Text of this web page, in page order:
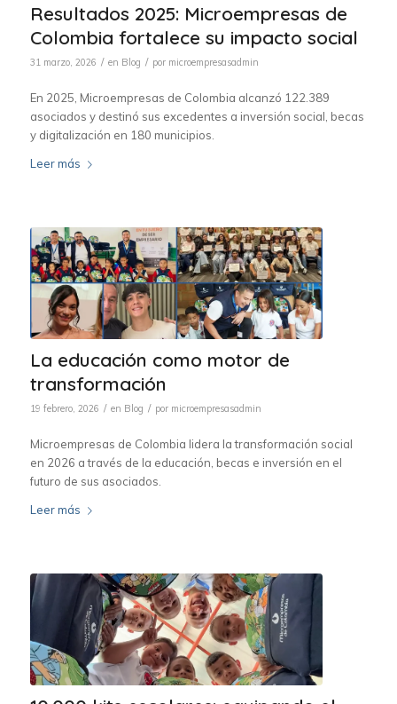
Resultados 2025: Microempresas de
Colombia fortalece su impacto social
31 marzo, 2026 / en Blog / por microempresasadmin
En 2025, Microempresas de Colombia alcanzó 122.389
asociados y destinó sus excedentes a inversión social, becas
y digitalización en 180 municipios.
Leer más
La educación como motor de
transformación
19 febrero, 2026 / en Blog / por microempresasadmin
Microempresas de Colombia lidera la transformación social
en 2026 a través de la educación, becas e inversión en el
futuro de sus asociados.
Leer más